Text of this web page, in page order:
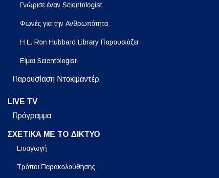
Γνώρισε έναν Scientologist
Φωνές για την Ανθρωπότητα
Η L. Ron Hubbard Library Παρουσιάζει
Είμαι Scientologist
Παρουσίαση Ντοκιμαντέρ
LIVE TV
Πρόγραμμα
ΣΧΕΤΙΚΑ ΜΕ ΤΟ ΔΙΚΤΥΟ
Εισαγωγή
Τρόποι Παρακολούθησης